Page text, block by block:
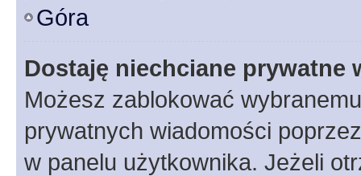
Góra
Dostaję niechciane prywatne
Możesz zablokować
prywatnych wiadomości
w panelu użytkownika. Jeżeli